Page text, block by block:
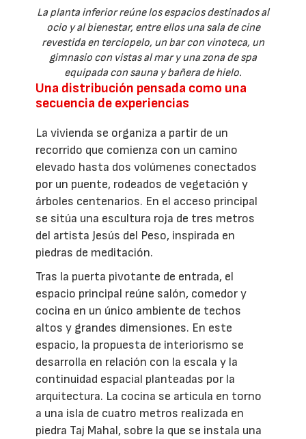
La planta inferior reúne los espacios destinados al
ocio y al bienestar, entre ellos una sala de cine
revestida en terciopelo, un bar con vinoteca, un
gimnasio con vistas al mar y una zona de spa
equipada con sauna y bañera de hielo.
Una distribución pensada como una
secuencia de experiencias
La vivienda se organiza a partir de un
recorrido que comienza con un camino
elevado hasta dos volúmenes conectados
por un puente, rodeados de vegetación y
árboles centenarios. En el acceso principal
se sitúa una escultura roja de tres metros
del artista Jesús del Peso, inspirada en
piedras de meditación.
Tras la puerta pivotante de entrada, el
espacio principal reúne salón, comedor y
cocina en un único ambiente de techos
altos y grandes dimensiones. En este
espacio, la propuesta de interiorismo se
desarrolla en relación con la escala y la
continuidad espacial planteadas por la
arquitectura. La cocina se articula en torno
a una isla de cuatro metros realizada en
piedra Taj Mahal, sobre la que se instala una